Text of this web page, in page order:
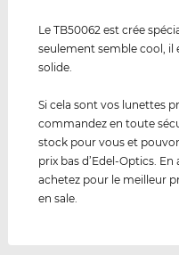
Le TB50062 est crée
seulement semble cool,
solide.
Si cela sont vos lunettes
commandez en toute
stock pour vous et
prix bas d’Edel-Optics.
achetez pour le meilleur
en sale.